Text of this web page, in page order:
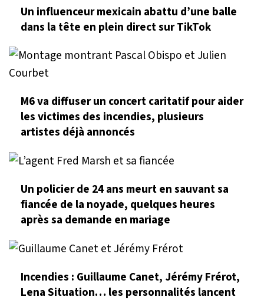
Un influenceur mexicain abattu d’une balle
dans la tête en plein direct sur TikTok
M6 va diffuser un concert caritatif pour aider
les victimes des incendies, plusieurs
artistes déjà annoncés
Un policier de 24 ans meurt en sauvant sa
fiancée de la noyade, quelques heures
après sa demande en mariage
Incendies : Guillaume Canet, Jérémy Frérot,
Lena Situation… les personnalités lancent